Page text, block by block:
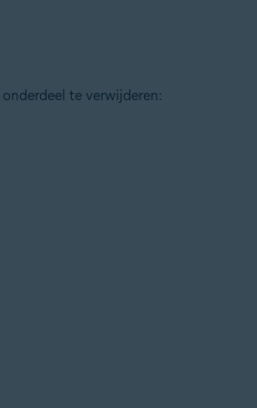
te verwijderen: